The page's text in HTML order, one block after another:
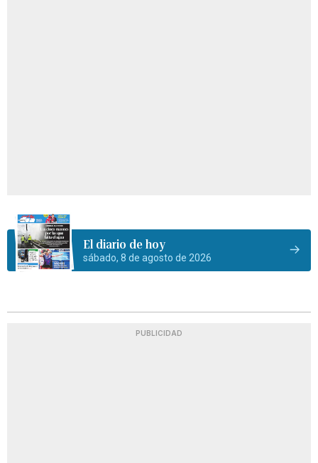
El diario de hoy
sábado, 8 de agosto de 2026
PUBLICIDAD